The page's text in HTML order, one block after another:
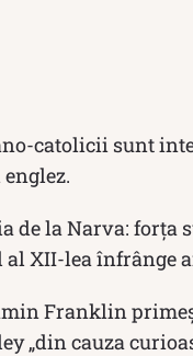
catolicii sunt
de la Narva: forța
al XII-lea înfrânge
Franklin
„din cauza